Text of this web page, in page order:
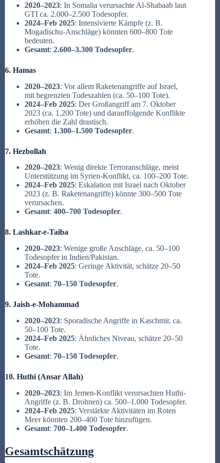
2020–2023: In Somalia verursachte Al-Shabaab laut
GTI ca. 2.000–2.500 Todesopfer.
2024–Feb 2025: Intensivierte Kämpfe (z. B.
Mogadischu-Anschläge) könnten 600–800 Tote
bedeuten.
Gesamt: 2.600–3.300 Todesopfer.
6. Hamas
2020–2023: Vor allem Raketenangriffe auf Israel,
mit begrenzten Todeszahlen (ca. 50–100 Tote).
2024–Feb 2025: Der Großangriff am 7. Oktober
2023 (ca. 1.200 Tote) und darauffolgende Konflikte
erhöhen die Zahl drastisch.
Gesamt: 1.300–1.500 Todesopfer.
7. Hezbollah
2020–2023: Wenig direkte Terroranschläge, meist
Unterstützung im Syrien-Konflikt, ca. 100–200 Tote.
2024–Feb 2025: Eskalation mit Israel nach Oktober
2023 (z. B. Raketenangriffe) könnte 300–500 Tote
verursachen.
Gesamt: 400–700 Todesopfer.
8. Lashkar-e-Taiba
2020–2023: Wenige große Anschläge, ca. 50–100
Todesopfer in Indien/Pakistan.
2024–Feb 2025: Geringe Aktivität, schätze 20–50
Tote.
Gesamt: 70–150 Todesopfer.
9. Jaish-e-Mohammad
2020–2023: Sporadische Angriffe in Kaschmir, ca.
50–100 Tote.
2024–Feb 2025: Ähnliches Niveau, schätze 20–50
Tote.
Gesamt: 70–150 Todesopfer.
10. Huthi (Ansar Allah)
2020–2023: Im Jemen-Konflikt verursachten Huthi-
Angriffe (z. B. Drohnen) ca. 500–1.000 Todesopfer.
2024–Feb 2025: Verstärkte Aktivitäten im Roten
Meer könnten 200–400 Tote hinzufügen.
Gesamt: 700–1.400 Todesopfer.
Gesamtschätzung